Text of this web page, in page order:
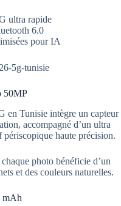
ultra rapide
6.0
pour IA
50MP
en Tunisie intègre un capteur
accompagné d’un ultra
haute précision.
photo bénéficie d’un
et des couleurs naturelles.
mAh